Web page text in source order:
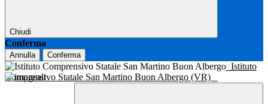
Chiudi
Conferma
Annulla Conferma
Istituto
Comprensivo Statale San Martino Buon Albergo (VR)